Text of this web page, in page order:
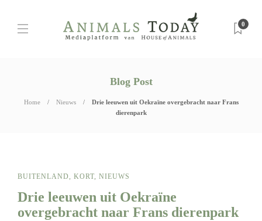
0
Blog Post
Home Nieuws
Drie leeuwen uit Oekraïne overgebracht naar Frans
dierenpark
BUITENLAND, KORT, NIEUWS
Drie leeuwen uit Oekraïne
overgebracht naar Frans dierenpark